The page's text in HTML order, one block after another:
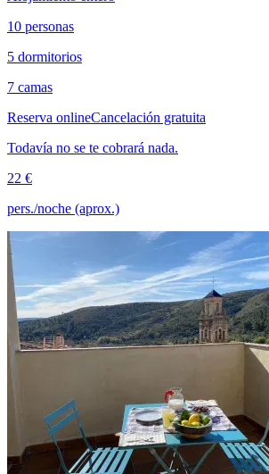
10 personas
5 dormitorios
7 camas
Reserva onlineCancelación gratuita
Todavía no se te cobrará nada.
22 €
pers./noche (aprox.)